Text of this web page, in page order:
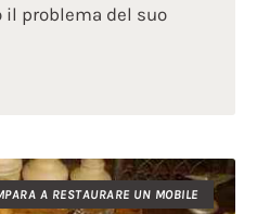
il problema del suo
A RESTAURARE UN MOBILE